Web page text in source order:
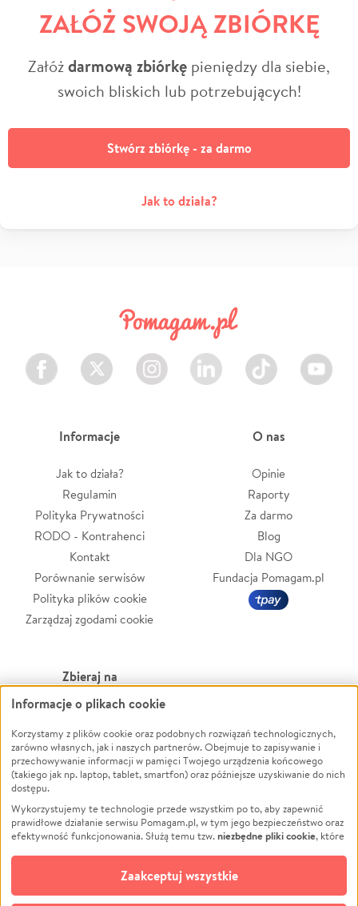
ZAŁÓŻ SWOJĄ ZBIÓRKĘ
Załóżdarmową zbiórkę pieniędzy dla siebie,
swoich bliskich lub potrzebujących!
Stwórz zbiórkę - za darmo
Jak to działa?
Facebook Twitter Instagram LinkedIn TikTok Youtube
Informacje
Jak to działa?
Regulamin
Polityka Prywatności
RODO - Kontrahenci
Kontakt
Porównanie serwisów
Polityka plików cookie
Zarządzaj zgodami cookie
O nas
Opinie
Raporty
Za darmo
Blog
Dla NGO
Fundacja Pomagam.pl
Zbieraj na
Leczenie
Zwierzęta
Pożar
Ukraina
Pomoc Finansowa
Projekty
Pogrzeb
Społeczność lokalna
Kultura
Powódź
Wichura
NGO
Edukacja
Podróż
Impreza
Ochrona środowiska
Biznes
Informacje o plikach cookie
Korzystamy z plików cookie oraz podobnych rozwiązań technologicznych,
zarówno własnych, jak i naszych partnerów. Obejmuje to zapisywanie i
przechowywanie informacji w pamięci Twojego urządzenia końcowego
(takiego jak np. laptop, tablet, smartfon) oraz późniejsze uzyskiwanie do nich
dostępu.
Wykorzystujemy te technologie przede wszystkim po to, aby zapewnić
prawidłowe działanie serwisu Pomagam.pl, w tym jego bezpieczeństwo oraz
efektywność funkcjonowania. Służą temu tzw.niezbędne pliki cookie, które
opcjonalnych plików cookie
technologii do celów analitycznych i retargetingowych. Możesz wyrazić
zgodę na ich stosowanie lub jej odmówić. W dowolnym momencie masz
Zaakceptuj wszystkie